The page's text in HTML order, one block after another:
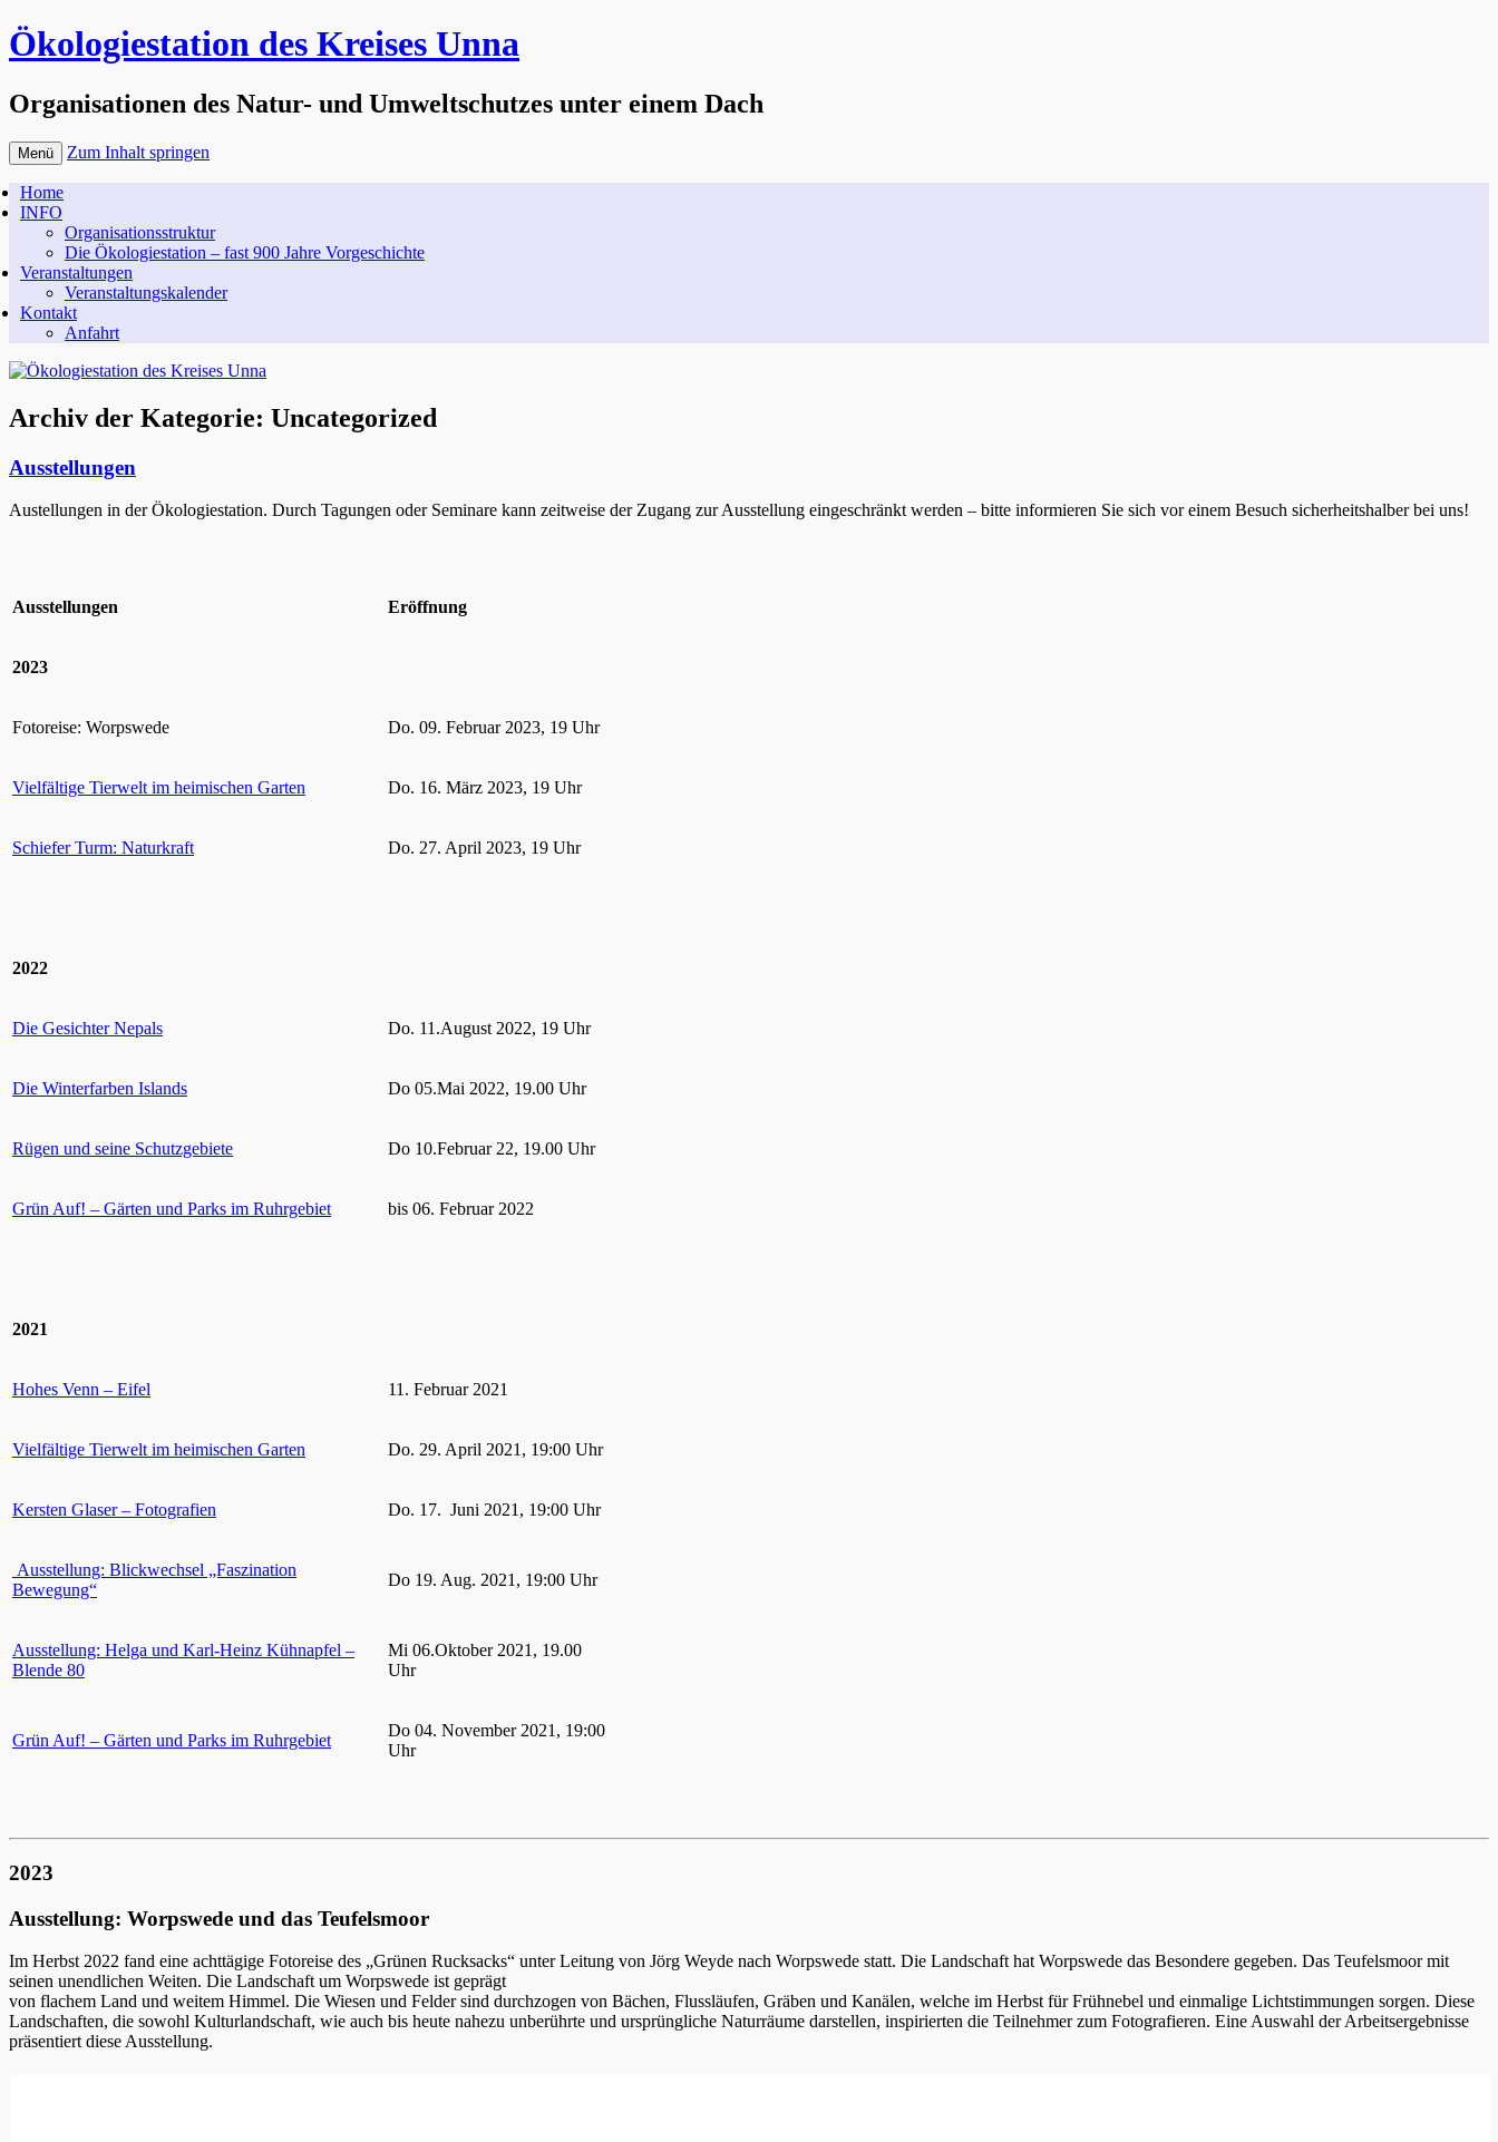
Ökologiestation des Kreises Unna
Organisationen des Natur- und Umweltschutzes unter einem Dach
Menü Zum Inhalt springen
Home
INFO
Organisationsstruktur
Die Ökologiestation – fast 900 Jahre Vorgeschichte
Veranstaltungen
Veranstaltungskalender
Kontakt
Anfahrt
Archiv der Kategorie: Uncategorized
Ausstellungen
Austellungen in der Ökologiestation. Durch Tagungen oder Seminare kann zeitweise der Zugang zur Ausstellung eingeschränkt werden – bitte informieren Sie sich vor einem Besuch sicherheitshalber bei uns!
Ausstellungen Eröffnung
2023
Fotoreise: Worpswede Do. 09. Februar 2023, 19 Uhr
Vielfältige Tierwelt im heimischen Garten Do. 16. März 2023, 19 Uhr
Schiefer Turm: Naturkraft Do. 27. April 2023, 19 Uhr
2022
Die Gesichter Nepals Do. 11.August 2022, 19 Uhr
Die Winterfarben Islands Do 05.Mai 2022, 19.00 Uhr
Rügen und seine Schutzgebiete Do 10.Februar 22, 19.00 Uhr
Grün Auf! – Gärten und Parks im Ruhrgebiet bis 06. Februar 2022
2021
Hohes Venn – Eifel 11. Februar 2021
Vielfältige Tierwelt im heimischen Garten Do. 29. April 2021, 19:00 Uhr
Kersten Glaser – Fotografien Do. 17. Juni 2021, 19:00 Uhr
Ausstellung: Blickwechsel „Faszination
Bewegung“
Do 19. Aug. 2021, 19:00 Uhr
Ausstellung: Helga und Karl-Heinz Kühnapfel –
Blende 80
Mi 06.Oktober 2021, 19.00
Uhr
Grün Auf! – Gärten und Parks im Ruhrgebiet
Do 04. November 2021, 19:00
Uhr
2023
Ausstellung: Worpswede und das Teufelsmoor
Im Herbst 2022 fand eine achttägige Fotoreise des „Grünen Rucksacks“ unter Leitung von Jörg Weyde nach Worpswede statt. Die Landschaft hat Worpswede das Besondere gegeben. Das Teufelsmoor mit
seinen unendlichen Weiten. Die Landschaft um Worpswede ist geprägt
von flachem Land und weitem Himmel. Die Wiesen und Felder sind durchzogen von Bächen, Flussläufen, Gräben und Kanälen, welche im Herbst für Frühnebel und einmalige Lichtstimmungen sorgen. Diese
Landschaften, die sowohl Kulturlandschaft, wie auch bis heute nahezu unberührte und ursprüngliche Naturräume darstellen, inspirierten die Teilnehmer zum Fotografieren. Eine Auswahl der Arbeitsergebnisse
präsentiert diese Ausstellung.